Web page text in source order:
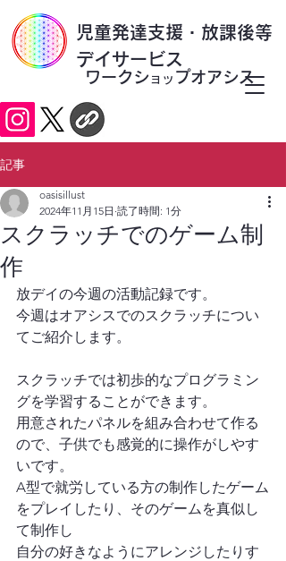
​児童発達支援・放課後等
デイサービス
ワークシ ョッ プオアシス
記事
スクラッチでのゲーム制
作
oasisillust
2024年11月15日 読了時間: 1分
放デイの今週の活動記録です。
今週はオアシスでのスクラッチについ
てご紹介します。
スクラッチでは初歩的なプログラミン
グを学習することができます。
用意されたパネルを組み合わせて作る
ので、子供でも感覚的に操作がしやす
いです。
A型で就労している方の制作したゲーム
をプレイしたり、そのゲームを真似し
て制作し
自分の好きなようにアレンジしたりす